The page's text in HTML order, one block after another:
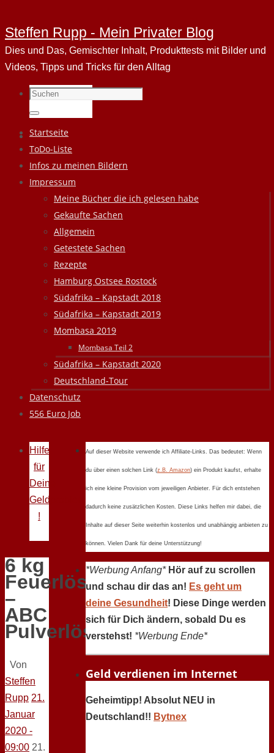
Steffen Rupp - Mein Privater Blog
Dies und Das, Gemischter Inhalt, Produkttests mit Bilder und
Videos, Tipps und Tricks für den Alltag
Suchen
nach:
Suchen
Zum
Inhalt
springen
Startseite
ToDo-Liste
Infos zu meinen Bildern
Impressum
Meine Bücher die ich gelesen habe
Gekaufte Sachen
Allgemein
Getestete Sachen
Rezepte
Hamburg Ostsee Rostock
Südafrika – Kapstadt 2018
Südafrika – Kapstadt 2019
Mombasa 2019
Mombasa Teil 2
Südafrika – Kapstadt 2020
Deutschland-Tour
Datenschutz
556 Euro Job
Hilfe
für
Deine
Geldprobleme
!
6 kg
Feuerlöscher
–
ABC
Pulverlöscher
Von
Steffen
Rupp 21.
Januar
2020 -
09:00 21.
Auf dieser Website verwende ich Affiliate-Links. Das bedeutet: Wenn
du über einen solchen Link (z.B. Amazon) ein Produkt kaufst, erhalte
ich eine kleine Provision vom jeweiligen Anbieter. Für dich entstehen
dadurch keine zusätzlichen Kosten. Diese Links helfen mir dabei, die
Inhalte auf dieser Seite weiterhin kostenlos und unabhängig anbieten zu
können. Vielen Dank für deine Unterstützung!
*Werbung Anfang* Hör auf zu scrollen
und schau dir das an! Es geht um
deine Gesundheit! Diese Dinge werden
sich für Dich ändern, sobald Du es
verstehst! *Werbung Ende*
Geld verdienen im Internet
Geheimtipp! Absolut NEU in
Deutschland!! Bytnex